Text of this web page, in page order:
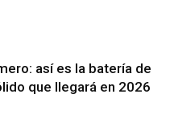
así es la batería de
que llegará en 2026